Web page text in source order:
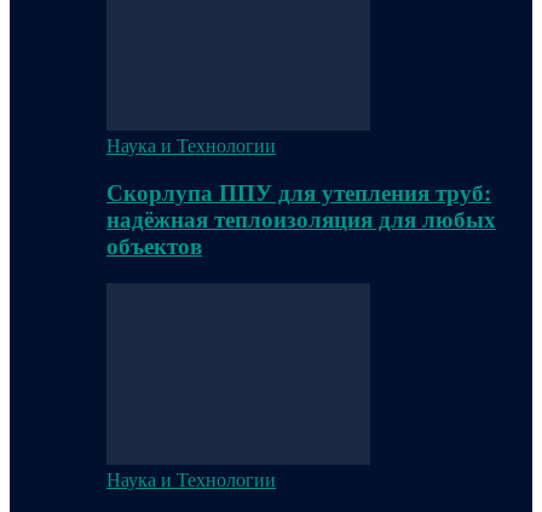
Наука и Технологии
Скорлупа ППУ для утепления труб:
надёжная теплоизоляция для любых
объектов
Наука и Технологии